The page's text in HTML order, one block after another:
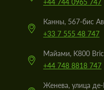
+44 744 0965 747
Канны, 567-бис
+33 7 555 48 747
Майами, K800
+44 748 8818 747
Женева, улица